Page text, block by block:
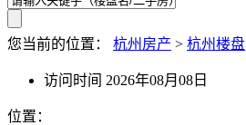
您当前的位置： 杭州房产 > 杭州楼盘
访问时间 2026年08月08日
位置：